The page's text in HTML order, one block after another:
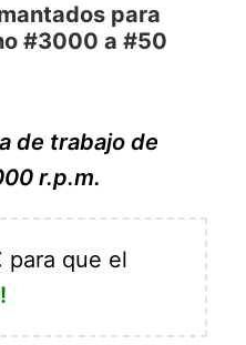
para
#3000 a #50
de trabajo de
r.p.m.
para que el